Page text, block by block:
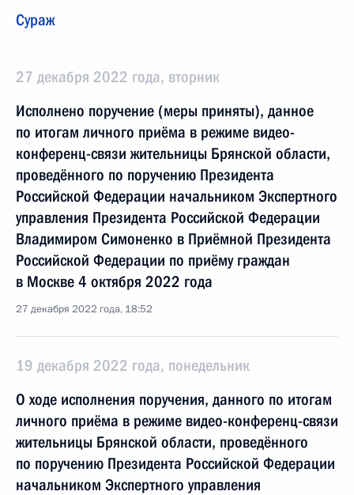
Сураж
27 декабря 2022 года, вторник
Исполнено поручение (меры приняты), данное
по итогам личного приёма в режиме видео-
конференц-связи жительницы Брянской области,
проведённого по поручению Президента
Российской Федерации начальником Экспертного
управления Президента Российской Федерации
Владимиром Симоненко в Приёмной Президента
Российской Федерации по приёму граждан
в Москве 4 октября 2022 года
27 декабря 2022 года, 18:52
19 декабря 2022 года, понедельник
О ходе исполнения поручения, данного по итогам
личного приёма в режиме видео-конференц-связи
жительницы Брянской области, проведённого
по поручению Президента Российской Федерации
начальником Экспертного управления